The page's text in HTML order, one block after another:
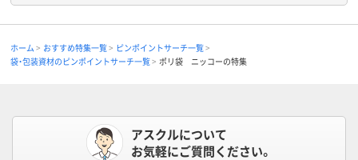
ホーム おすすめ特集一覧
ピンポイントサーチ一覧
袋・包装資材のピンポイントサーチ一覧
ポリ袋 ニッコーの特集
アスクルについて
お気軽にご質問ください。